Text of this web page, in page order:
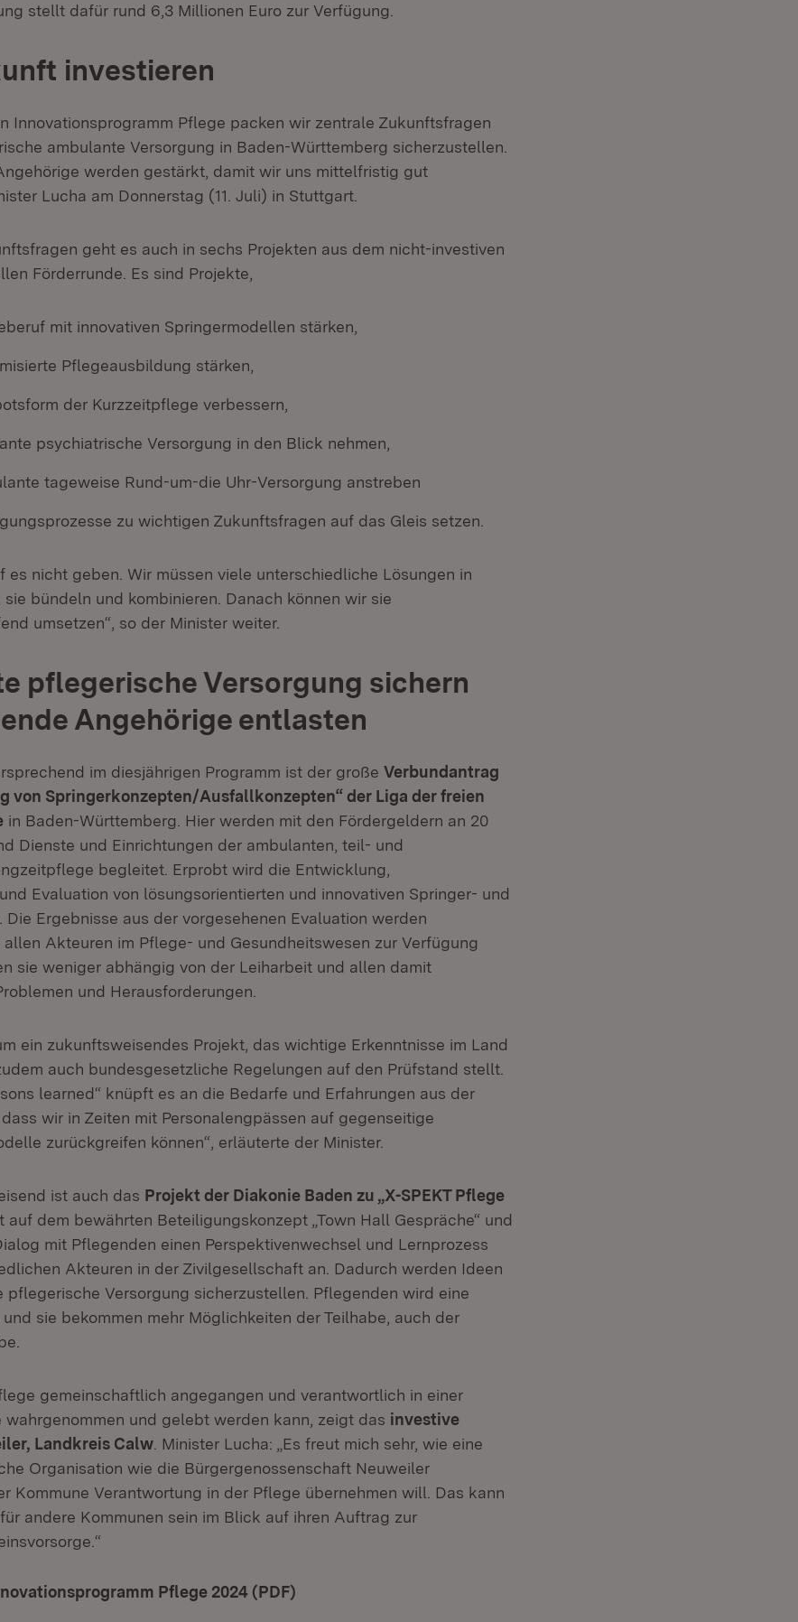
stellt dafür rund 6,3 Millionen Euro zur Verfügung.
investieren
Innovationsprogramm Pflege packen wir zentrale Zukunftsfragen
ambulante Versorgung in Baden-Württemberg sicherzustellen.
werden gestärkt, damit wir uns mittelfristig gut
Lucha am Donnerstag (11. Juli) in Stuttgart.
geht es auch in sechs Projekten aus dem nicht-investiven
Förderrunde. Es sind Projekte,
mit innovativen Springermodellen stärken,
Pflegeausbildung stärken,
der Kurzzeitpflege verbessern,
psychiatrische Versorgung in den Blick nehmen,
tageweise Rund-um-die Uhr-Versorgung anstreben
zu wichtigen Zukunftsfragen auf das Gleis setzen.
es nicht geben. Wir müssen viele unterschiedliche Lösungen in
sie bündeln und kombinieren. Danach können wir sie
umsetzen“, so der Minister weiter.
pflegerische Versorgung sichern
Angehörige entlasten
im diesjährigen Programm ist der große Verbundantrag
von Springerkonzepten/Ausfallkonzepten“ der Liga der freien
in Baden-Württemberg. Hier werden mit den Fördergeldern an 20
Dienste und Einrichtungen der ambulanten, teil- und
begleitet. Erprobt wird die Entwicklung,
Evaluation von lösungsorientierten und innovativen Springer- und
Ergebnisse aus der vorgesehenen Evaluation werden
Akteuren im Pflege- und Gesundheitswesen zur Verfügung
sie weniger abhängig von der Leiharbeit und allen damit
und Herausforderungen.
ein zukunftsweisendes Projekt, das wichtige Erkenntnisse im Land
auch bundesgesetzliche Regelungen auf den Prüfstand stellt.
learned“ knüpft es an die Bedarfe und Erfahrungen aus der
wir in Zeiten mit Personalengpässen auf gegenseitige
zurückgreifen können“, erläuterte der Minister.
ist auch das Projekt der Diakonie Baden zu „X-SPEKT Pflege
auf dem bewährten Beteiligungskonzept „Town Hall Gespräche“ und
mit Pflegenden einen Perspektivenwechsel und Lernprozess
Akteuren in der Zivilgesellschaft an. Dadurch werden Ideen
pflegerische Versorgung sicherzustellen. Pflegenden wird eine
sie bekommen mehr Möglichkeiten der Teilhabe, auch der
gemeinschaftlich angegangen und verantwortlich in einer
wahrgenommen und gelebt werden kann, zeigt das investive
Landkreis Calw . Minister Lucha: „Es freut mich sehr, wie eine
Organisation wie die Bürgergenossenschaft Neuweiler
Kommune Verantwortung in der Pflege übernehmen will. Das kann
andere Kommunen sein im Blick auf ihren Auftrag zur
Pflege 2024 (PDF)